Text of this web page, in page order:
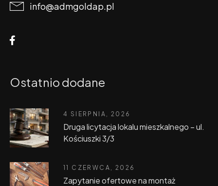
info@admgoldap.pl
Ostatnio dodane
4 SIERPNIA, 2026
Druga licytacja lokalu mieszkalnego – ul.
Kościuszki 3/3
11 CZERWCA, 2026
Zapytanie ofertowe na montaż